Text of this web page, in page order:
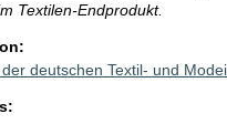
Textilen-Endprodukt.
deutschen Textil- und